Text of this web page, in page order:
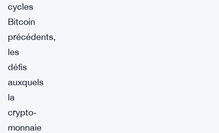
cycles
Bitcoin
précédents,
les
défis
auxquels
la
crypto-
monnaie